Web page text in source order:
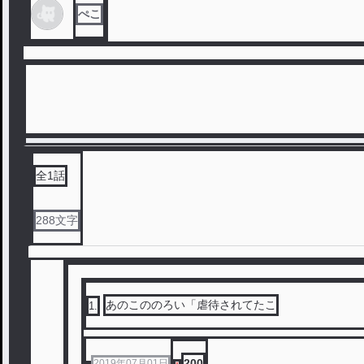
ぺこ
全1話
288文字
1 あのこののろい「虐待されてたこ